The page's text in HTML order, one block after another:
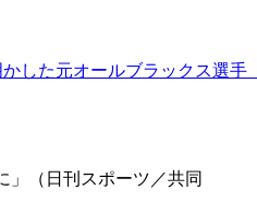
かした元オールブラックス選
（日刊スポーツ／共同